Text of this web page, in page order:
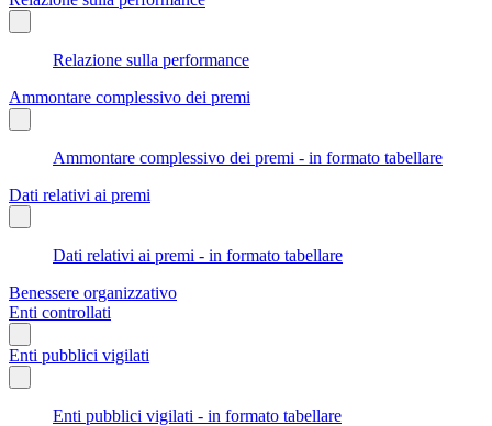
Relazione sulla performance
Ammontare complessivo dei premi
Ammontare complessivo dei premi - in formato tabellare
Dati relativi ai premi
Dati relativi ai premi - in formato tabellare
Benessere organizzativo
Enti controllati
Enti pubblici vigilati
Enti pubblici vigilati - in formato tabellare